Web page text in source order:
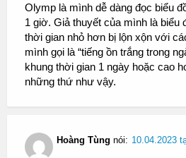
Olymp là mình dễ dàng đọc biểu
1 giờ. Giả thuyết của mình là biểu
thời gian nhỏ hơn bị lộn xộn với
mình gọi là “tiếng ồn trắng trong
khung thời gian 1 ngày hoặc cao
những thứ như vậy.
Hoàng Tùng nói: 10.04.2023